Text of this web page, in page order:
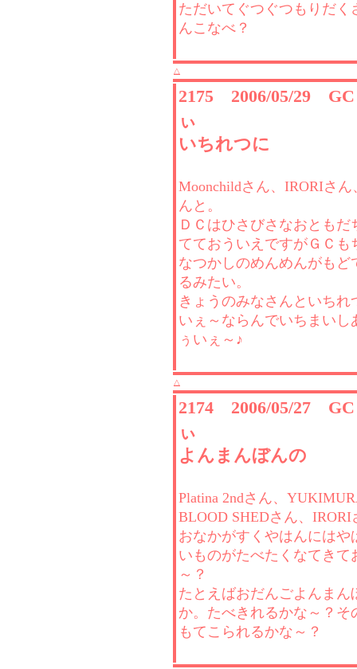
ただいてぐつぐつもりだく
んこなべ？
△
2175 2006/05/29
ぃ
いちれつに
Moonchildさん、IRORIさん
んと。
ＤＣはひさびさなおともだ
てておういえですがＧＣも
なつかしのめんめんがもど
るみたい。
きょうのみなさんといちれ
いぇ～ならんでいちまいし
ぅいぇ～♪
△
2174 2006/05/27
ぃ
よんまんぼんの
Platina 2ndさん、
BLOOD SHEDさん、IRORI
おなかがすくやはんにはや
いものがたべたくなてきて
～？
たとえばおだんごよんまん
か。たべきれるかな～？そ
もてこられるかな～？